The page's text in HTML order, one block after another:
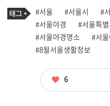
기
사
관
련
태
그
태
그
#서울 #서울시 #
#서울야경
#서울특
#서울야경명소
#서
#8월서울생활정보
좋
6